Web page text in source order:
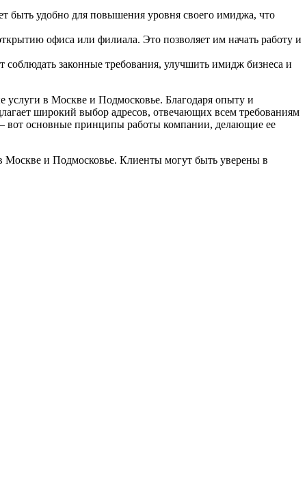
быть удобно для повышения уровня своего имиджа, что
офиса или филиала. Это позволяет им начать работу и
законные требования, улучшить имидж бизнеса и
в Москве и Подмосковье. Благодаря опыту и
широкий выбор адресов, отвечающих всем требованиям
– вот основные принципы работы компании, делающие ее
и Подмосковье. Клиенты могут быть уверены в